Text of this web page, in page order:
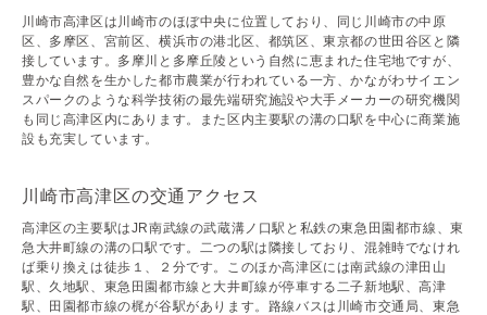
川崎市高津区は川崎市のほぼ中央に位置しており、同じ川崎市の中原
区、多摩区、宮前区、横浜市の港北区、都筑区、東京都の世田谷区と隣
接しています。多摩川と多摩丘陵という自然に恵まれた住宅地ですが、
豊かな自然を生かした都市農業が行われている一方、かながわサイエン
スパークのような科学技術の最先端研究施設や大手メーカーの研究機関
も同じ高津区内にあります。また区内主要駅の溝の口駅を中心に商業施
設も充実しています。
川崎市高津区の交通アクセス
高津区の主要駅はJR南武線の武蔵溝ノ口駅と私鉄の東急田園都市線、東
急大井町線の溝の口駅です。二つの駅は隣接しており、混雑時でなけれ
ば乗り換えは徒歩１、２分です。このほか高津区には南武線の津田山
駅、久地駅、東急田園都市線と大井町線が停車する二子新地駅、高津
駅、田園都市線の梶が谷駅があります。路線バスは川崎市交通局、東急